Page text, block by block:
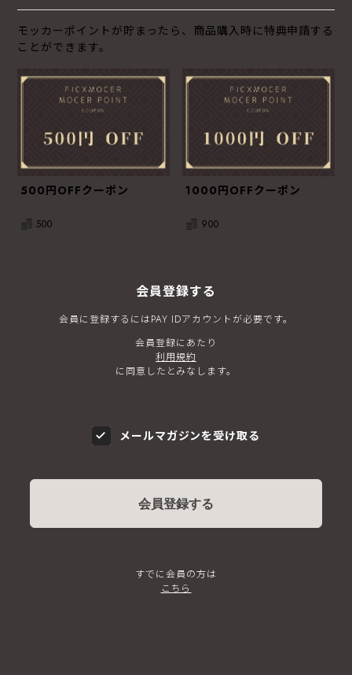
モッカーポイントが貯まったら、商品購入時に特典申請する
ことができます。
500円OFFクーポン
500
1000円OFFクーポン
900
会員登録する
会員に登録するにはPAY IDアカウントが必要です。
会員登録にあたり
利用規約
に同意したとみなします。
メールマガジンを受け取る
会員登録する
すでに会員の方は
こちら